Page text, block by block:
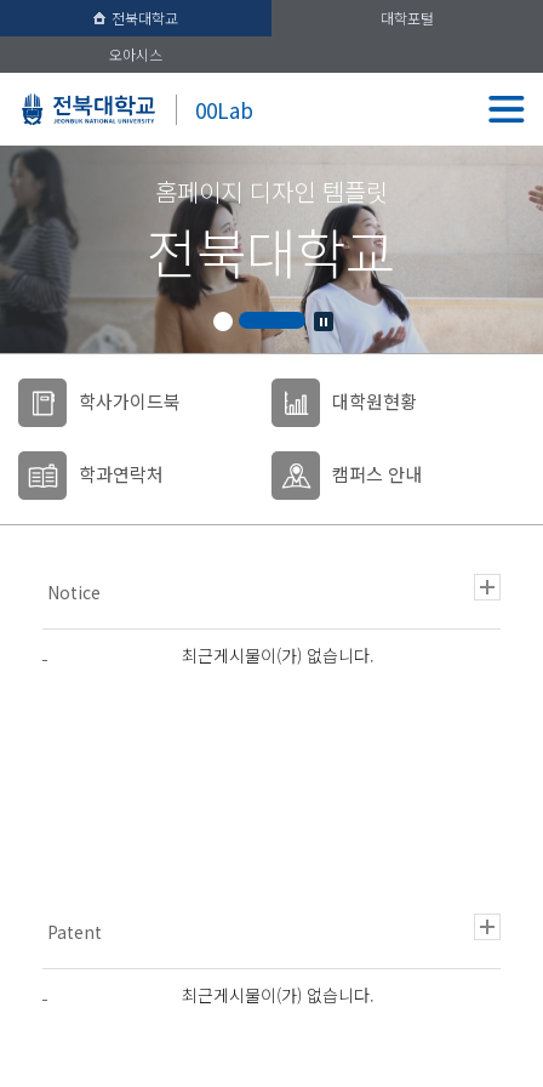
전북대학교
대학포털
오아시스
00Lab
홈페이지 디자인 템플릿
전북대학교
학사가이드북 대학원현황
학과연락처 캠퍼스 안내
최근게시물이(가) 없습니다.
최근게시물이(가) 없습니다.